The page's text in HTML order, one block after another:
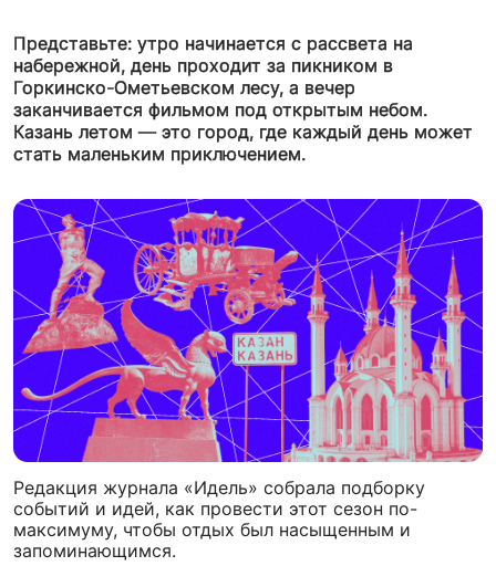
Представьте: утро начинается с рассвета на
набережной, день проходит за пикником в
Горкинско-Ометьевском лесу, а вечер
заканчивается фильмом под открытым небом.
Казань летом — это город, где каждый день может
стать маленьким приключением.
Редакция журнала «Идель» собрала подборку
событий и идей, как провести этот сезон по-
максимуму, чтобы отдых был насыщенным и
запоминающимся.